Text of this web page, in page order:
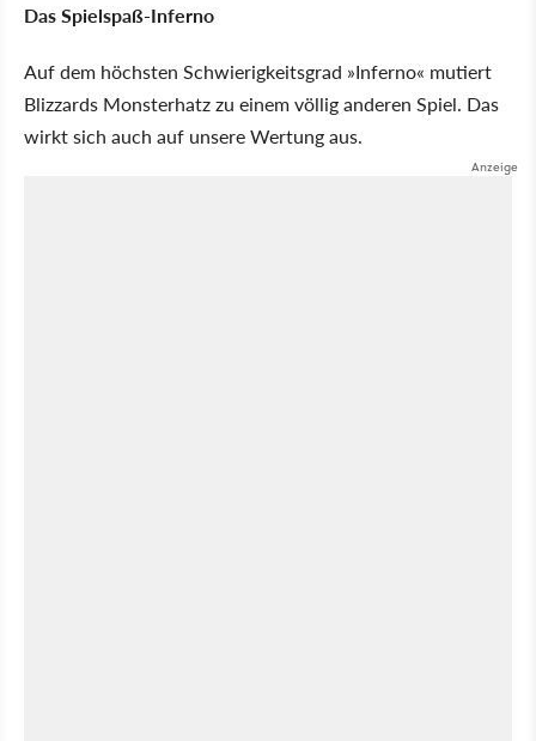
Das Spielspaß-Inferno
Auf dem höchsten Schwierigkeitsgrad »Inferno« mutiert
Blizzards Monsterhatz zu einem völlig anderen Spiel. Das
wirkt sich auch auf unsere Wertung aus.